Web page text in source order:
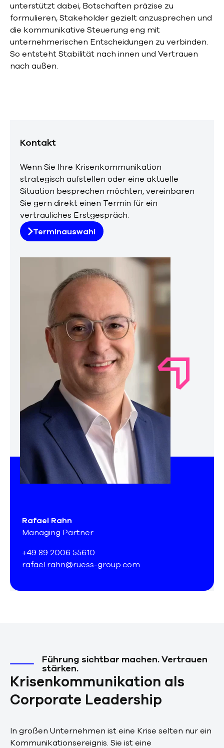
unterstützt dabei, Botschaften präzise zu
formulieren, Stakeholder gezielt anzusprechen und
die kommunikative Steuerung eng mit
unternehmerischen Entscheidungen zu verbinden.
So entsteht Stabilität nach innen und Vertrauen
nach außen.
Kontakt
Wenn Sie Ihre Krisenkommunikation
strategisch aufstellen oder eine aktuelle
Situation besprechen möchten, vereinbaren
Sie gern direkt einen Termin für ein
vertrauliches Erstgespräch.
Terminauswahl
Rafael Rahn
Managing Partner
+49 89 2006 55610
rafael.rahn@ruess-group.com
Führung sichtbar machen. Vertrauen
stärken.
Krisenkommunikation als
Corporate Leadership
In großen Unternehmen ist eine Krise selten nur ein
Kommunikationsereignis. Sie ist eine